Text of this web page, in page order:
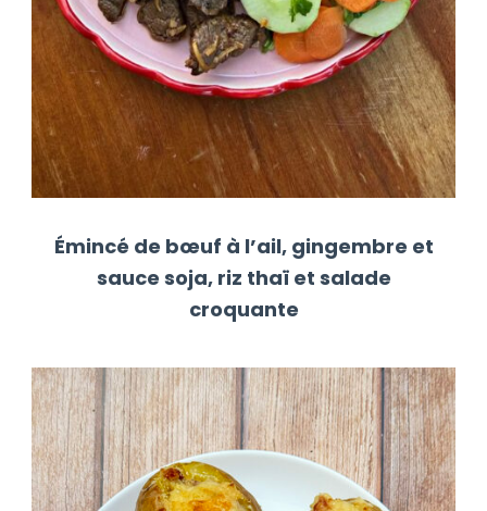
Émincé de bœuf à l’ail, gingembre et
sauce soja, riz thaï et salade
croquante